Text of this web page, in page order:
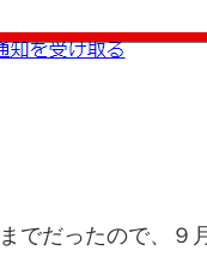
でだったので、９